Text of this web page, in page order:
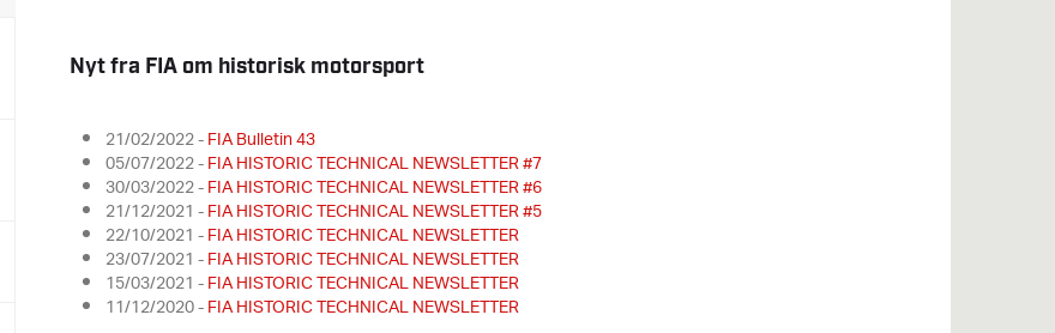
Nyt fra FIA om historisk motorsport
21/02/2022 -FIA Bulletin 43
05/07/2022 -FIA HISTORIC TECHNICAL NEWSLETTER #7
30/03/2022 -FIA HISTORIC TECHNICAL NEWSLETTER #6
21/12/2021 -FIA HISTORIC TECHNICAL NEWSLETTER #5
22/10/2021 -FIA HISTORIC TECHNICAL NEWSLETTER
23/07/2021 -FIA HISTORIC TECHNICAL NEWSLETTER
15/03/2021 -FIA HISTORIC TECHNICAL NEWSLETTER
11/12/2020 -FIA HISTORIC TECHNICAL NEWSLETTER